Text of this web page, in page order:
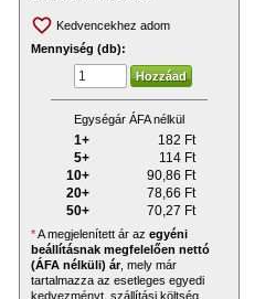
Kedvencekhez adom
Mennyiség (db):
Egységár ÁFA nélkül
1+ 182 Ft
5+
114 Ft
10+
90,86 Ft
20+
78,66 Ft
50+
70,27 Ft
*A megjelenített ár az egyéni
beállításnak megfelelően nettó
(ÁFA nélküli) ár, mely már
tartalmazza az esetleges egyedi
kedvezményt, szállítási költség